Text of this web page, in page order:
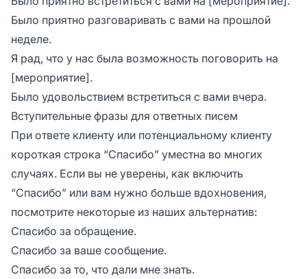
Было приятно разговаривать с вами на прошлой
неделе.
Я рад, что у нас была возможность поговорить на
[мероприятие].
Было удовольствием встретиться с вами вчера.
Вступительные фразы для ответных писем
При ответе клиенту или потенциальному клиенту
короткая строка “Спасибо” уместна во многих
случаях. Если вы не уверены, как включить
“Спасибо” или вам нужно больше вдохновения,
посмотрите некоторые из наших альтернатив:
Спасибо за обращение.
Спасибо за ваше сообщение.
Спасибо за то, что дали мне знать.